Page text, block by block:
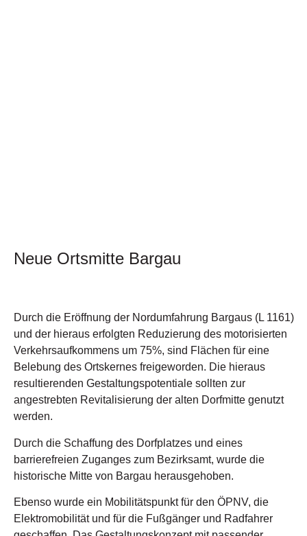
Neue Ortsmitte Bargau
Durch die Eröffnung der Nordumfahrung Bargaus (L 1161)
und der hieraus erfolgten Reduzierung des motorisierten
Verkehrsaufkommens um 75%, sind Flächen für eine
Belebung des Ortskernes freigeworden. Die hieraus
resultierenden Gestaltungspotentiale sollten zur
angestrebten Revitalisierung der alten Dorfmitte genutzt
werden.
Durch die Schaffung des Dorfplatzes und eines
barrierefreien Zuganges zum Bezirksamt, wurde die
historische Mitte von Bargau herausgehoben.
Ebenso wurde ein Mobilitätspunkt für den ÖPNV, die
Elektromobilität und für die Fußgänger und Radfahrer